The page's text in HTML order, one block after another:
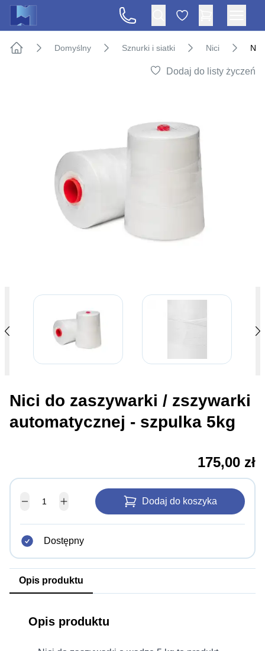
Domyślny Sznurki i siatki Nici
Dodaj do listy życzeń
Nici do zaszywarki / zszywarki
automatycznej - szpulka 5kg
175,00 zł
Dodaj do koszyka
Dostępny
Opis produktu
Opis produktu